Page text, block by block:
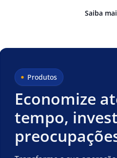
Saiba
Produtos
Economize
tempo,